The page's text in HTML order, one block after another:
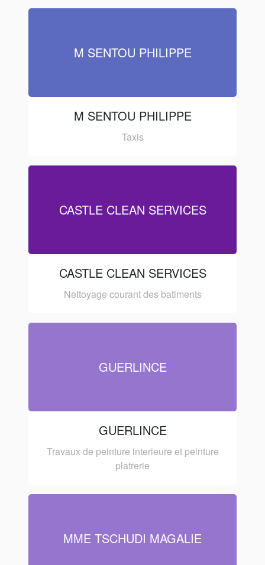
M SENTOU PHILIPPE
M SENTOU PHILIPPE
Taxis
CASTLE CLEAN SERVICES
CASTLE CLEAN SERVICES
Nettoyage courant des batiments
GUERLINCE
GUERLINCE
Travaux de peinture interieure et peinture
platrerie
MME TSCHUDI MAGALIE